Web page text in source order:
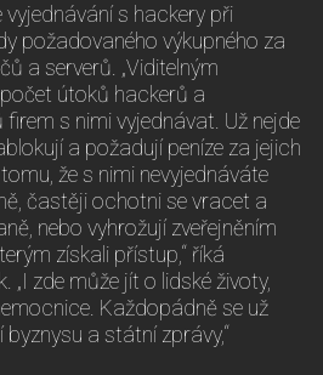
s hackery při
požadovaného výkupného za
a serverů. „Viditelným
útoků hackerů a
s nimi vyjednávat. Už nejde
a požadují peníze za jejich
že s nimi nevyjednáváte
častěji ochotni se vracet a
nebo vyhrožují zveřejněním
získali přístup,“ říká
„I zde může jít o lidské životy,
Každopádně se už
a státní zprávy,“